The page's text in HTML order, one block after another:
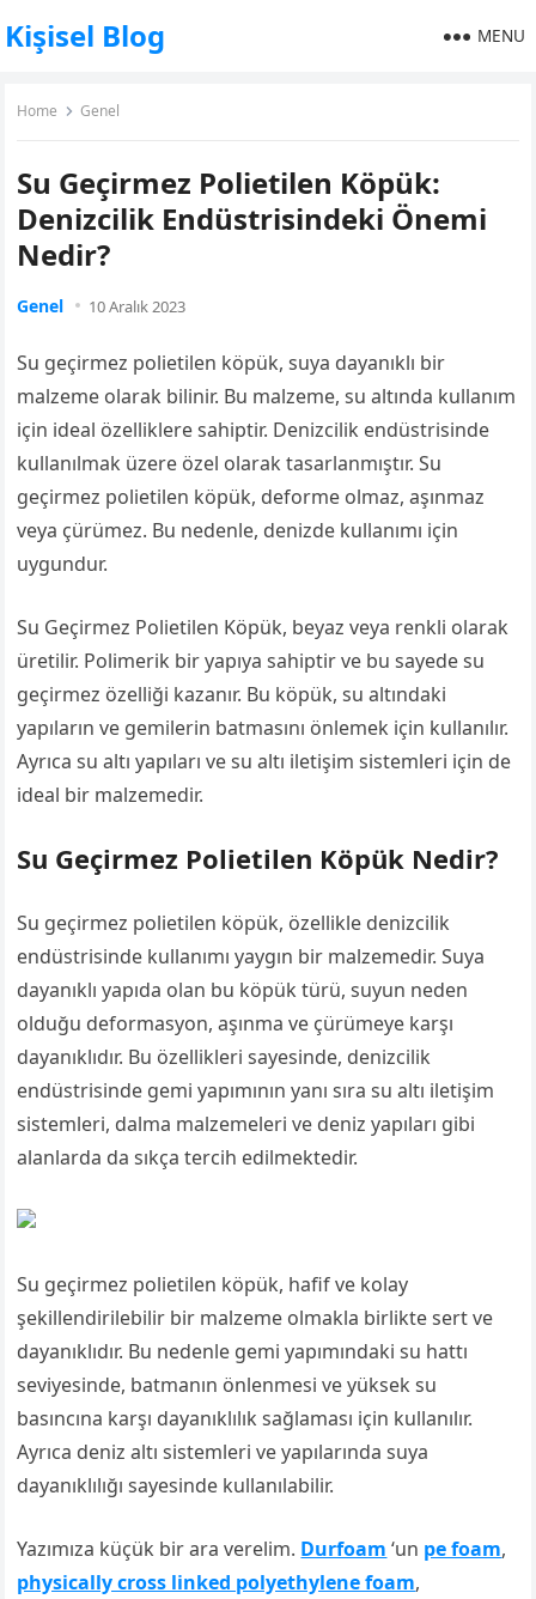
Kişisel Blog MENU
Home Genel
Su Geçirmez Polietilen Köpük:
Denizcilik Endüstrisindeki Önemi
Nedir?
Genel 10 Aralık 2023
Su geçirmez polietilen köpük, suya dayanıklı bir
malzeme olarak bilinir. Bu malzeme, su altında kullanım
için ideal özelliklere sahiptir. Denizcilik endüstrisinde
kullanılmak üzere özel olarak tasarlanmıştır. Su
geçirmez polietilen köpük, deforme olmaz, aşınmaz
veya çürümez. Bu nedenle, denizde kullanımı için
uygundur.
Su Geçirmez Polietilen Köpük, beyaz veya renkli olarak
üretilir. Polimerik bir yapıya sahiptir ve bu sayede su
geçirmez özelliği kazanır. Bu köpük, su altındaki
yapıların ve gemilerin batmasını önlemek için kullanılır.
Ayrıca su altı yapıları ve su altı iletişim sistemleri için de
ideal bir malzemedir.
Su Geçirmez Polietilen Köpük Nedir?
Su geçirmez polietilen köpük, özellikle denizcilik
endüstrisinde kullanımı yaygın bir malzemedir. Suya
dayanıklı yapıda olan bu köpük türü, suyun neden
olduğu deformasyon, aşınma ve çürümeye karşı
dayanıklıdır. Bu özellikleri sayesinde, denizcilik
endüstrisinde gemi yapımının yanı sıra su altı iletişim
sistemleri, dalma malzemeleri ve deniz yapıları gibi
alanlarda da sıkça tercih edilmektedir.
Su geçirmez polietilen köpük, hafif ve kolay
şekillendirilebilir bir malzeme olmakla birlikte sert ve
dayanıklıdır. Bu nedenle gemi yapımındaki su hattı
seviyesinde, batmanın önlenmesi ve yüksek su
basıncına karşı dayanıklılık sağlaması için kullanılır.
Ayrıca deniz altı sistemleri ve yapılarında suya
dayanıklılığı sayesinde kullanılabilir.
Yazımıza küçük bir ara verelim. Durfoam ‘un pe foam,
physically cross linked polyethylene foam,